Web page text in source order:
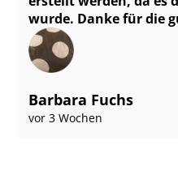
wurde. Danke für die
Barbara Fuchs
vor 3 Wochen